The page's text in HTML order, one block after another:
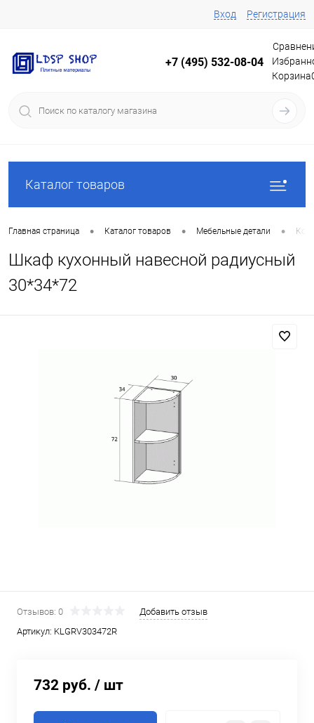
Вход Регистрация
+7 (495) 532-08-04
Корзина
Каталог товаров
Главная страница • Каталог товаров • Мебельные детали •
Шкаф кухонный навесной радиусный
30*34*72
Отзывов: 0
Добавить отзыв
Артикул: KLGRV303472R
732 руб. / шт